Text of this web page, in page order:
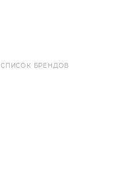
СПИСОК БРЕНДОВ